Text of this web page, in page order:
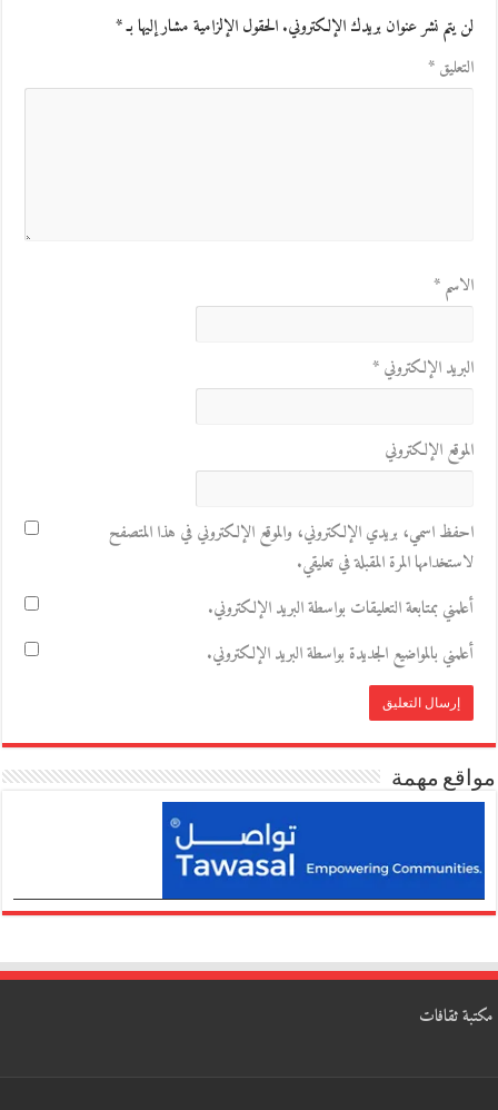
لن يتم نشر عنوان بريدك الإلكتروني.الحقول الإلزامية مشار إليها بـ*
التعليق*
الاسم*
البريد الإلكتروني*
الموقع الإلكتروني
احفظ اسمي، بريدي الإلكتروني، والموقع الإلكتروني في هذا المتصفح
لاستخدامها المرة المقبلة في تعليقي.
أعلمني بمتابعة التعليقات بواسطة البريد الإلكتروني.
أعلمني بالمواضيع الجديدة بواسطة البريد الإلكتروني.
مواقع مهمة
مكتبة ثقافات